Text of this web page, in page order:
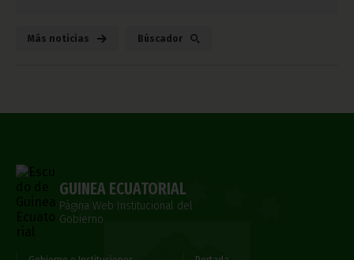
Más noticias Búscador
GUINEA ECUATORIAL
Página Web Institucional del
Gobierno